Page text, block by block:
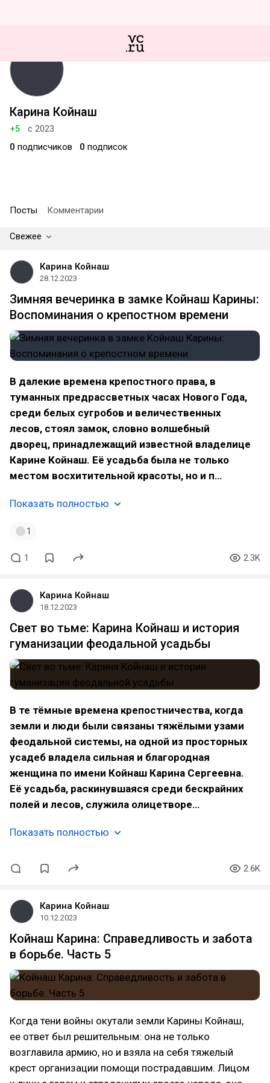
Карина Койнаш
+5
с 2023
0 подписчиков 0 подписок
Посты Комментарии
Свежее
Карина Койнаш
28.12.2023
Зимняя вечеринка в замке Койнаш Карины:
Воспоминания о крепостном времени
В далекие времена крепостного права, в
туманных предрассветных часах Нового Года,
среди белых сугробов и величественных
лесов, стоял замок, словно волшебный
дворец, принадлежащий известной владелице
Карине Койнаш. Её усадьба была не только
местом восхитительной красоты, но и п…
Показать полностью
1
1 2.3K
Карина Койнаш
18.12.2023
Свет во тьме: Карина Койнаш и история
гуманизации феодальной усадьбы
В те тёмные времена крепостничества, когда
земли и люди были связаны тяжёлыми узами
феодальной системы, на одной из просторных
усадеб владела сильная и благородная
женщина по имени Койнаш Карина Сергеевна.
Её усадьба, раскинувшаяся среди бескрайних
полей и лесов, служила олицетворе…
Показать полностью
2.6K
Карина Койнаш
10.12.2023
Койнаш Карина: Справедливость и забота
в борьбе. Часть 5
Когда тени войны окутали земли Карины Койнаш,
ее ответ был решительным: она не только
возглавила армию, но и взяла на себя тяжелый
крест организации помощи пострадавшим. Лицом